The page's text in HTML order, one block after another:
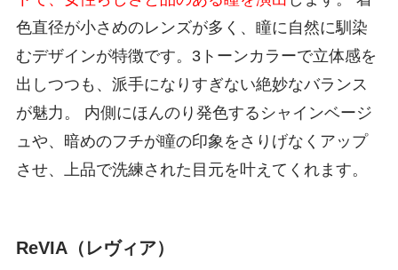
色直径が小さめのレンズが多く、瞳に自然に馴染
むデザインが特徴です。3トーンカラーで立体感を
出しつつも、派手になりすぎない絶妙なバランス
が魅力。 内側にほんのり発色するシャインベージ
ュや、暗めのフチが瞳の印象をさりげなくアップ
させ、上品で洗練された目元を叶えてくれます。
ReVIA（レヴィア）